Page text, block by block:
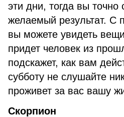
эти дни, тогда вы точно
желаемый результат. С
вы можете увидеть
придет человек из
подскажет, как вам
субботу не слушайте
проживет за вас вашу
Скорпион